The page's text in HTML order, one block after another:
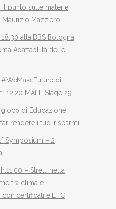
Il punto sulle materie
Mazziero
alla BBS Bologna
Adattabilità delle
di
12.20 MALL Stage 29
di Educazione
far rendere i tuoi risparmi
Symposium – 2
– Stretti nella
tra clima e
certificati e ETC